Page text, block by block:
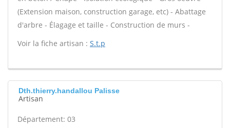
(Extension maison, construction garage, etc) - Abattage
d'arbre - Élagage et taille - Construction de murs -
Voir la fiche artisan : S.t.p
Dth.thierry.handallou Palisse
Artisan
Département: 03